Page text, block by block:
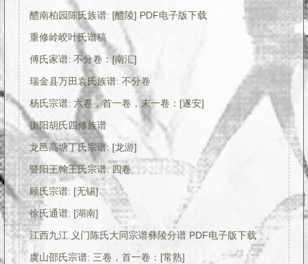
醴南柏园陈氏族谱: [醴陵] PDF电子版下载
重修岭峧叶氏谱稿
傅氏家谱: 不分卷：[南汇]
瑞金县万田袁氏族谱: 不分卷
杨氏宗谱: 六卷，首一卷，末一卷：[遂安]
衡阳胡氏四修族谱
龙邑高塘丁氏宗谱: [龙游]
暨阳王翰王氏宗谱: 四卷
顾氏宗谱: [无锡]
徐氏通谱: [湖南]
江西九江.义门陈氏大同宗谱彝陵分谱 PDF电子版下载
虞山邵氏宗谱: 三卷，首一卷：[常熟]